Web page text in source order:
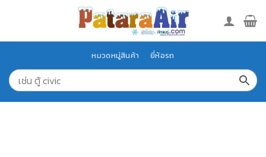
หมวดหมู่สินค้า ยี่ห้อรถ